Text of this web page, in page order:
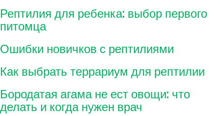
Рептилия для ребенка: выбор первого
питомца
Ошибки новичков с рептилиями
Как выбрать террариум для рептилии
Бородатая агама не ест овощи: что
делать и когда нужен врач